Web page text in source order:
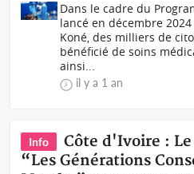
Dans le cadre du
lancé en décembre
Koné, des milliers de
bénéficié de soins
ainsi...
il y a 1 an
Info
Côte d'Ivoire :
“Les Générations